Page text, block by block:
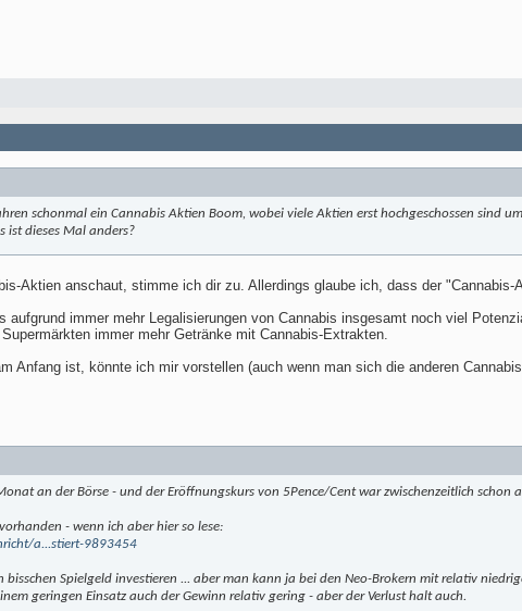
schonmal ein Cannabis Aktien Boom, wobei viele Aktien erst hochgeschossen sind
ist dieses Mal anders?
Aktien anschaut, stimme ich dir zu. Allerdings glaube ich, dass der
aufgrund immer mehr Legalisierungen von Cannabis insgesamt noch viel
immer mehr Getränke mit Cannabis-Extrakten.
Anfang ist, könnte ich mir vorstellen (auch wenn man sich die anderen
an der Börse - und der Eröffnungskurs von 5Pence/Cent war zwischenzeitlich schon
- wenn ich aber hier so lese:
a...stiert-9893454
Spielgeld investieren ... aber man kann ja bei den Neo-Brokern mit relativ
geringen Einsatz auch der Gewinn relativ gering - aber der Verlust halt auch.